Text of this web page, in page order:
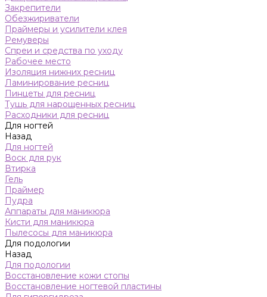
Закрепители
Обезжириватели
Праймеры и усилители клея
Ремуверы
Спреи и средства по уходу
Рабочее место
Изоляция нижних ресниц
Ламинирование ресниц
Пинцеты для ресниц
Тушь для нарощенных ресниц
Расходники для ресниц
Для ногтей
Назад
Для ногтей
Воск для рук
Втирка
Гель
Праймер
Пудра
Аппараты для маникюра
Кисти для маникюра
Пылесосы для маникюра
Для подологии
Назад
Для подологии
Восстановление кожи стопы
Восстановление ногтевой пластины